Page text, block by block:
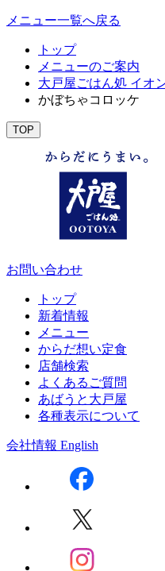
メニュー一覧へ戻る
トップ
メニューのご案内
大戸屋ごはん処 イオ
かぼちゃコロッケ
TOP
お問い合わせ
トップ
新着情報
メニュー
からだ想い定食
店舗検索
よくあるご質問
あばうと大戸屋
各種表示について
会社情報 English